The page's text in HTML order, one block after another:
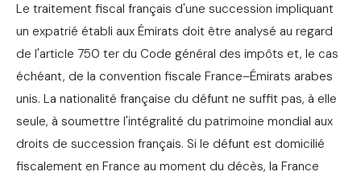
Le traitement fiscal français d'une succession impliquant
un expatrié établi aux Émirats doit être analysé au regard
de l'article 750 ter du Code général des impôts et, le cas
échéant, de la convention fiscale France–Émirats arabes
unis. La nationalité française du défunt ne suffit pas, à elle
seule, à soumettre l'intégralité du patrimoine mondial aux
droits de succession français. Si le défunt est domicilié
fiscalement en France au moment du décès, la France